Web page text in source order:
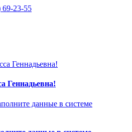
69-23-55
Геннадьевна!